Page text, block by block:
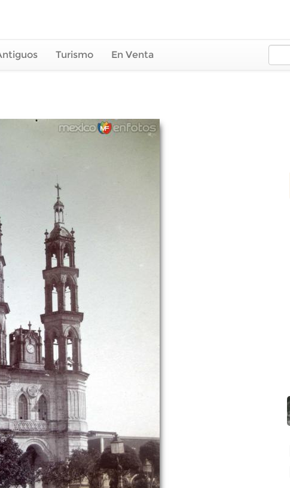
Turismo En Venta